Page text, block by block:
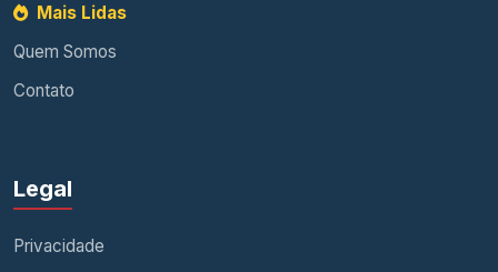
Mais Lidas
Quem Somos
Contato
Legal
Privacidade